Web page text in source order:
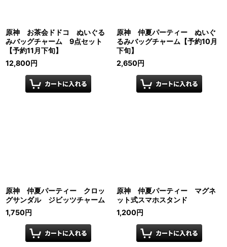
原神 お茶会ドドコ ぬいぐる
みバッグチャーム 9点セット
【予約11月下旬】
12,800円
原神 仲夏パーティー ぬいぐ
るみバッグチャーム【予約10月
下旬】
2,650円
原神 仲夏パーティー クロッ
グサンダル ジビッツチャーム
1,750円
原神 仲夏パーティー マグネ
ット式スマホスタンド
1,200円